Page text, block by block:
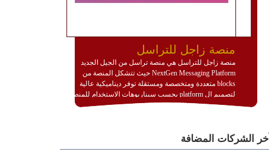
منصة زاجل للتراسل
منصة زاجل للتراسل هي منصة تراسل من الجيل الجديد
NextGen Messaging Platform حيث تتشكل المنصة من
blocks متعددة ومتخصصة ومستقلة توفر ديناميكية عالية
لتصميم ال platform بحسب سيناريوهات الاستخدام للمنصة
وتتوافق مع النشر والاستثمار ضمن بيئة استضافة dedicated
تخدم أي سيناريو تراسل مهما كان معقدا عبر إضافة ومعايرة
عناصر ديناميكية (dynamic items) وتجهيز إعدادات التواصل
آخر الشركات المضافة